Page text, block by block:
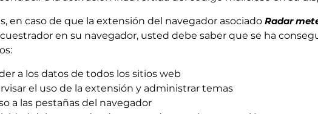
en caso de que la extensión del navegador asociado Radar
en su navegador, usted debe saber que se ha
a los datos de todos los sitios web
el uso de la extensión y administrar temas
a las pestañas del navegador